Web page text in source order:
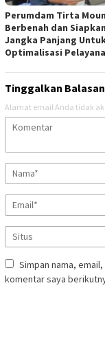
Perumdam Tirta
Berbenah dan
Jangka Panjang
Optimalisasi
Tinggalkan Balasan
Alamat email Anda tidak
Simpan nama,
komentar saya